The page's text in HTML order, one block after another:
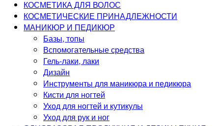
КОСМЕТИКА ДЛЯ ВОЛОС
КОСМЕТИЧЕСКИЕ ПРИНАДЛЕЖНОСТИ
МАНИКЮР И ПЕДИКЮР
Базы, топы
Вспомогательные средства
Гель-лаки, лаки
Дизайн
Инструменты для маникюра и педикюра
Кисти для ногтей
Уход для ногтей и кутикулы
Уход для рук и ног